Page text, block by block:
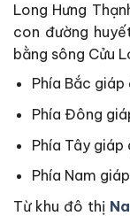
Long Hưng
con đường
bằng sông Cửu
Phía Bắc
Phía Đông
Phía Tây giáp
Phía Nam
Từ khu đô thị